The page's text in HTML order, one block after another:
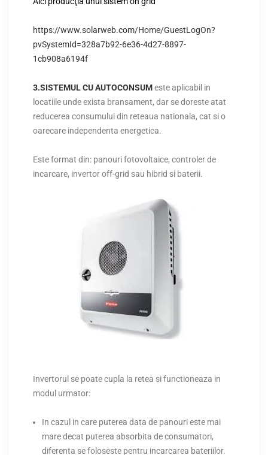
https://www.solarweb.com/Home/GuestLogOn?
pvSystemId=328a7b92-6e36-4d27-8897-
1cb908a6194f
3.SISTEMUL CU AUTOCONSUMeste aplicabil in
locatiile unde exista bransament, dar se doreste atat
reducerea consumului din reteaua nationala, cat si o
oarecare independenta energetica.
Este format din: panouri fotovoltaice, controler de
incarcare, invertor off-grid sau hibrid si baterii.
Invertorul se poate cupla la retea si functioneaza in
modul urmator:
In cazul in care puterea data de panouri este mai
mare decat puterea absorbita de consumatori,
diferenta se foloseste pentru incarcarea bateriilor.